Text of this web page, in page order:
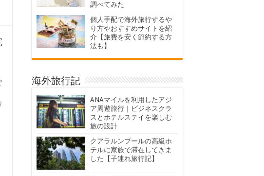
調べてみた
個人手配で海外旅行するや
り方やおすすめサイトを紹
介【旅費を安く節約する方
法も】
海外旅行記
ANAマイルを利用したアジ
ア周遊旅行｜ビジネスクラ
スとホテルステイを楽しむ
旅の設計
クアラルンプールの高級ホ
テルに家族で滞在してきま
した【子連れ旅行記】